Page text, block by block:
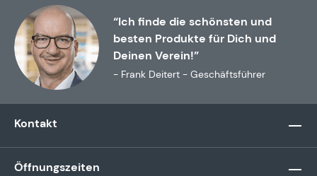
“Ich finde die schönsten und
besten Produkte für Dich und
Deinen Verein!”
- Frank Deitert - Geschäftsführer
Kontakt
Öffnungszeiten